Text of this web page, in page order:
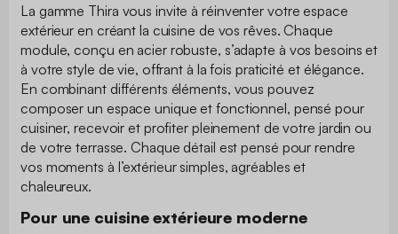
La gamme Thira vous invite à réinventer votre espace
extérieur en créant la cuisine de vos rêves. Chaque
module, conçu en acier robuste, s’adapte à vos besoins et
à votre style de vie, offrant à la fois praticité et élégance.
En combinant différents éléments, vous pouvez
composer un espace unique et fonctionnel, pensé pour
cuisiner, recevoir et profiter pleinement de votre jardin ou
de votre terrasse. Chaque détail est pensé pour rendre
vos moments à l’extérieur simples, agréables et
chaleureux.
Pour une cuisine extérieure moderne